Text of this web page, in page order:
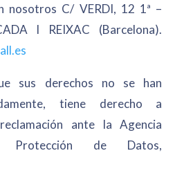
nosotros C/ VERDI, 12 1ª –
I REIXAC (Barcelona).
sus derechos no se han
tiene derecho a
ante la Agencia
Protección de Datos,